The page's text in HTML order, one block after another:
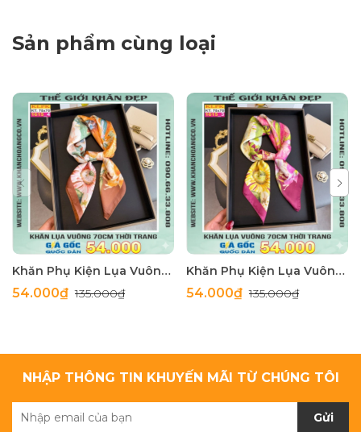
Sản phẩm cùng loại
Khăn Phụ Kiện Lụa Vuông 70cm - Thế Giới Khăn Đẹp C1062_4
54.000₫135.000₫
Khăn Phụ Kiện Lụa Vuông 70cm - Thế Giới Khăn Đẹp C1062_3
54.000₫135.000₫
NHẬP THÔNG TIN KHUYẾN MÃI TỪ CHÚNG TÔI
Gửi